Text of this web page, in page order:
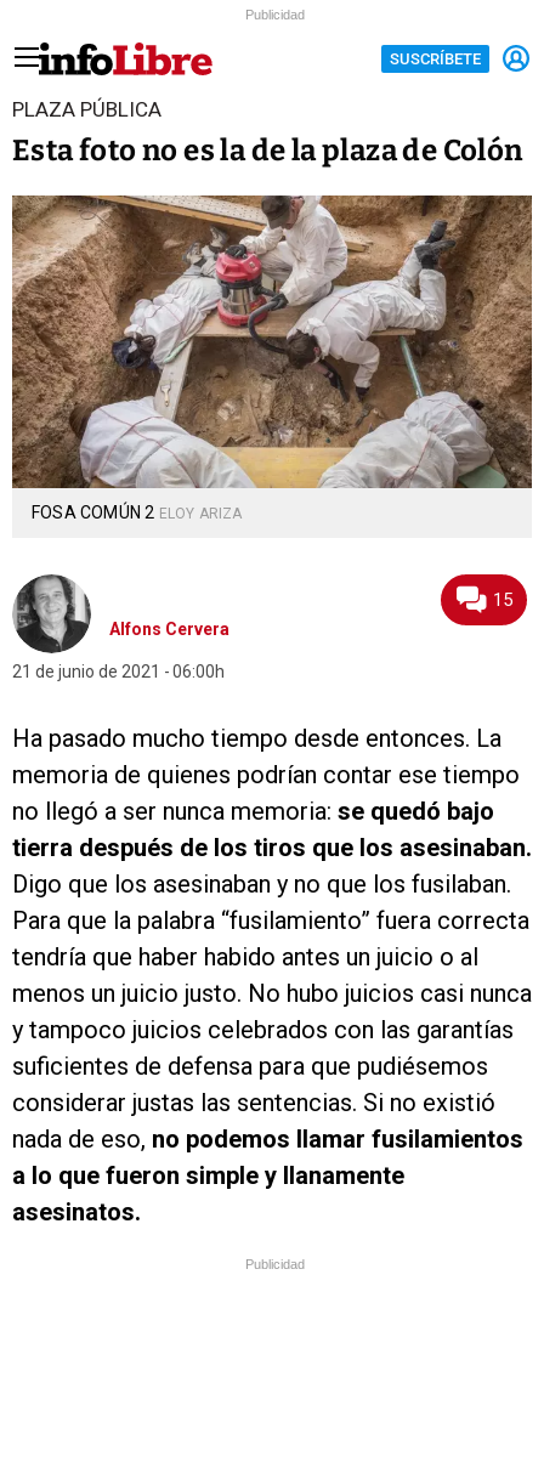
Publicidad
SUSCRÍBETE
PLAZA PÚBLICA
Esta foto no es la de la plaza de Colón
FOSA COMÚN 2 ELOY ARIZA
Alfons Cervera
21 de junio de 2021 06:00h
15
Ha pasado mucho tiempo desde entonces. La
memoria de quienes podrían contar ese tiempo
no llegó a ser nunca memoria: se quedó bajo
tierra después de los tiros que los asesinaban.
Digo que los asesinaban y no que los fusilaban.
Para que la palabra “fusilamiento” fuera correcta
tendría que haber habido antes un juicio o al
menos un juicio justo. No hubo juicios casi nunca
y tampoco juicios celebrados con las garantías
suficientes de defensa para que pudiésemos
considerar justas las sentencias. Si no existió
nada de eso, no podemos llamar fusilamientos
a lo que fueron simple y llanamente
asesinatos.
Publicidad